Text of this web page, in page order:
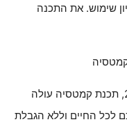
שימוש. את התכנה
מהבדיקה שלי שנעשתה בחודש יוני 2021, תכנת קמטסיה עולה
לכם לכל החיים וללא הגבלת